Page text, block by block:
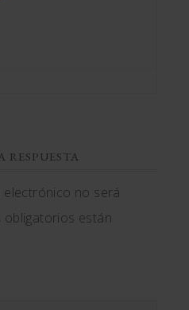
RESPUESTA
no será
obligatorios están